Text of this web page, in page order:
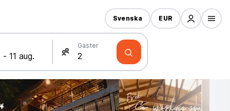
Gäster
Svenska EUR